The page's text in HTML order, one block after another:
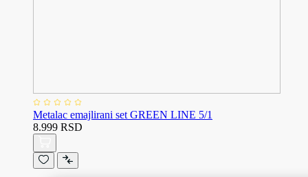
Metalac emajlirani set GREEN LINE 5/1
8.999 RSD